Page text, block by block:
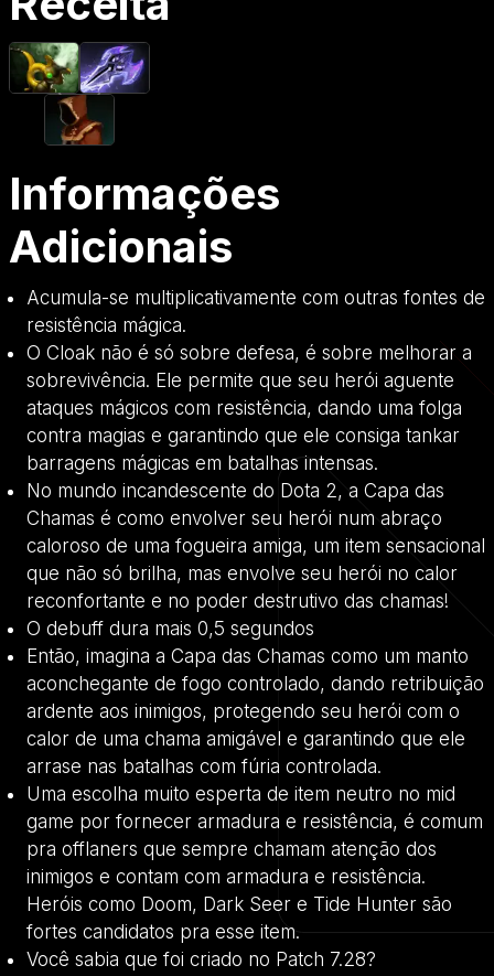
Informações
Adicionais
Acumula-se multiplicativamente com outras fontes de
resistência mágica.
O Cloak não é só sobre defesa, é sobre melhorar a
sobrevivência. Ele permite que seu herói aguente
ataques mágicos com resistência, dando uma folga
contra magias e garantindo que ele consiga tankar
barragens mágicas em batalhas intensas.
No mundo incandescente do Dota 2, a Capa das
Chamas é como envolver seu herói num abraço
caloroso de uma fogueira amiga, um item sensacional
que não só brilha, mas envolve seu herói no calor
reconfortante e no poder destrutivo das chamas!
O debuff dura mais 0,5 segundos
Então, imagina a Capa das Chamas como um manto
aconchegante de fogo controlado, dando retribuição
ardente aos inimigos, protegendo seu herói com o
calor de uma chama amigável e garantindo que ele
arrase nas batalhas com fúria controlada.
Uma escolha muito esperta de item neutro no mid
game por fornecer armadura e resistência, é comum
pra offlaners que sempre chamam atenção dos
inimigos e contam com armadura e resistência.
Heróis como Doom, Dark Seer e Tide Hunter são
fortes candidatos pra esse item.
Você sabia que foi criado no Patch 7.28?